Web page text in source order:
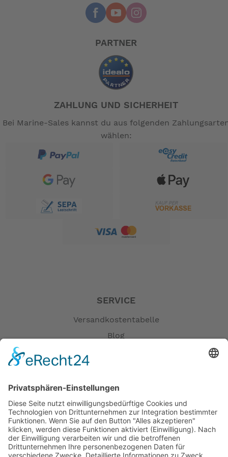
Q102581 Conti Contact Tyre Urban
-- Auf Produktfotos angezeigte Dekorationsartikel
gehören nicht zum Leistungsumfang. --
PARTNER
ZAHLUNG UND SICHERHEIT
Bei Marine-Sales kannst du aus folgenden
wählen:
SERVICE
Versandkostentabelle
Blog
Öffnungszeiten
Versandpartner
Verfügbarkeiten
Zahlung und Versand